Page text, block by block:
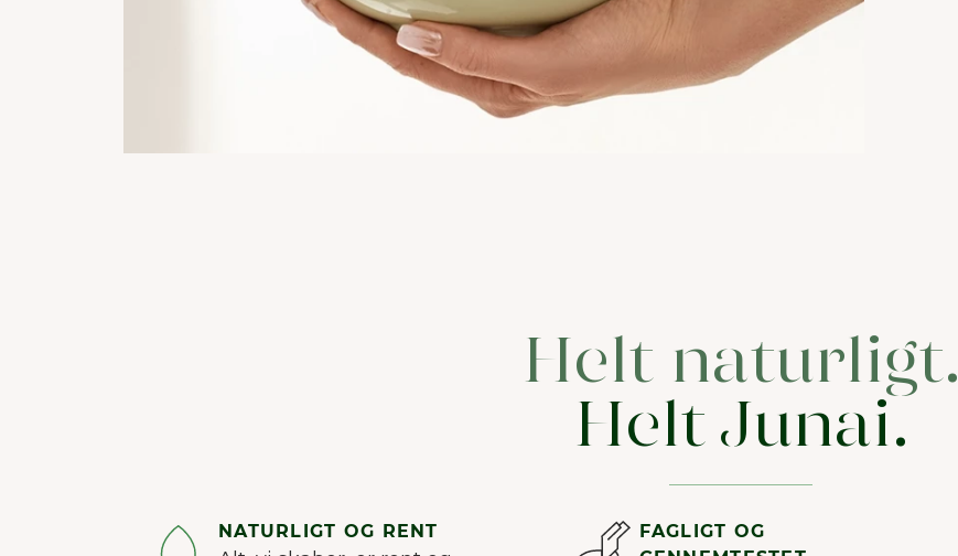
Helt naturligt.
Helt Junai.
NATURLIGT OG RENT
FAGLIGT OG